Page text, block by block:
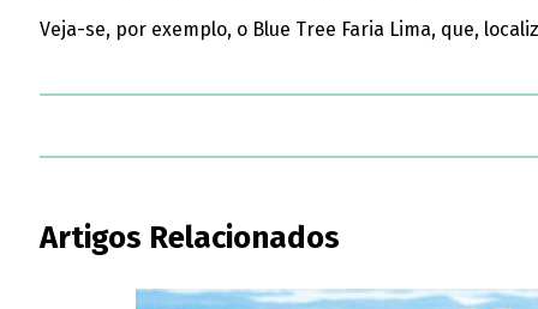
Veja-se, por exemplo, o Blue Tree Faria Lima, que,
Artigos Relacionados